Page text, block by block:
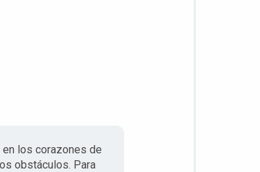
los corazones de
obstáculos. Para